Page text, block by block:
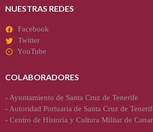
NUESTRAS REDES
Facebook
Twitter
YouTube
COLABORADORES
- Ayuntamiento de Santa Cruz de Tenerife
- Autoridad Portuaria de Santa Cruz de
- Centro de Historia y Cultura Militar de